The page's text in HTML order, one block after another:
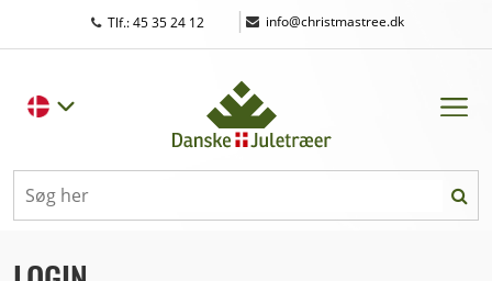
Tlf.: 45 35 24 12 | info@christmastree.dk